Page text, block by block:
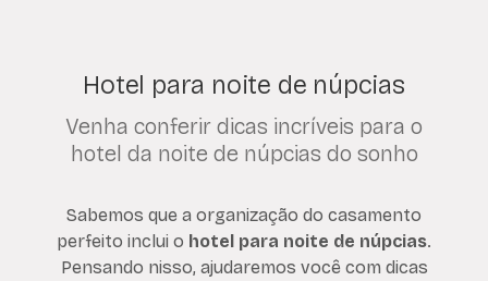
Hotel para noite de núpcias
Venha conferir dicas incríveis para o
hotel da noite de núpcias do sonho
Sabemos que a organização do casamento
perfeito inclui o hotel para noite de núpcias.
Pensando nisso, ajudaremos você com dicas